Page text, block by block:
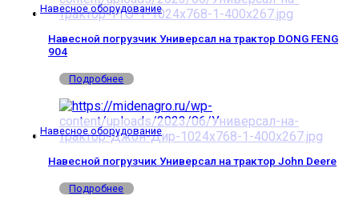
Навесное оборудование
Навесной погрузчик Универсал на трактор DONG FENG
904
Подробнее
Навесное оборудование
Навесной погрузчик Универсал на трактор John Deere
Подробнее